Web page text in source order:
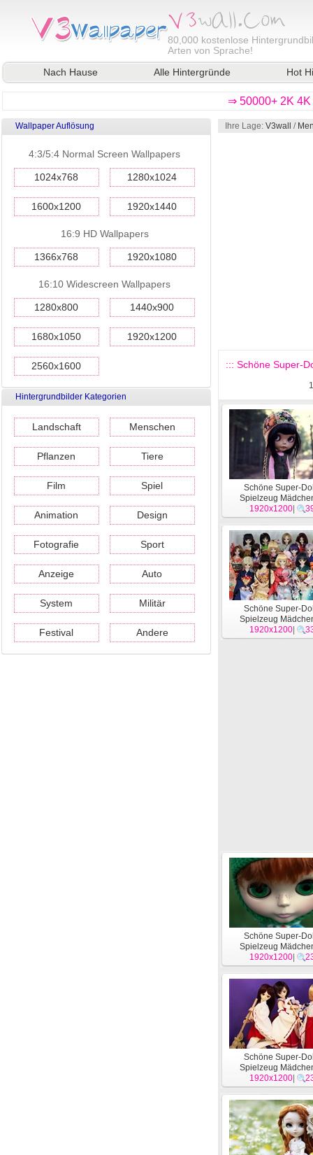
80,000 kostenlose
Arten von Sprache!
Nach Hause
Alle Hintergründe Hot
⇒ 50000+ 2K
Wallpaper Auflösung
4:3/5:4 Normal Screen Wallpapers
1024x768 1280x1024
1600x1200 1920x1440
16:9 HD Wallpapers
1366x768 1920x1080
16:10 Widescreen Wallpapers
1280x800 1440x900
1680x1050 1920x1200
2560x1600
Hintergrundbilder Kategorien
Landschaft Menschen
Pflanzen Tiere
Film Spiel
Animation Design
Fotografie Sport
Anzeige Auto
System Militär
Festival Andere
Ihre Lage: V3wall /
::: Schöne Super-
Schöne Super-
Spielzeug
Wallpaper #20
1920x1200
Schöne Super-
Spielzeug
Wallpaper #16
1920x1200
Schöne Super-
Spielzeug
Wallpaper #12
1920x1200
Schöne Super-
Spielzeug
Wallpaper #8
1920x1200